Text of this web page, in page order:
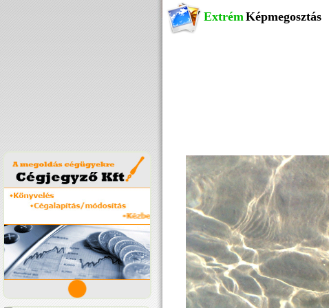
ExtrémKépmegosztás